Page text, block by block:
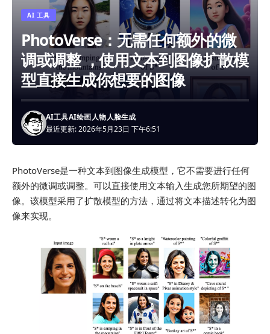
AI 工具
PhotoVerse：无需任何额外的微
调或调整 ，使用文本到图像扩散模
型直接生成你想要的图像
最近更新: 2026年5月23日 下午6:51
AI工具AI绘画人物人脸生成
PhotoVerse是一种文本到图像生成模型，它不需要进行任何
额外的微调或调整。可以直接使用文本输入生成您所期望的图
像。该模型采用了扩散模型的方法，通过将文本描述转化为图
像来实现。